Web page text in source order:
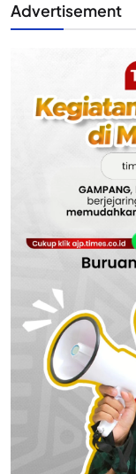
Advertisement